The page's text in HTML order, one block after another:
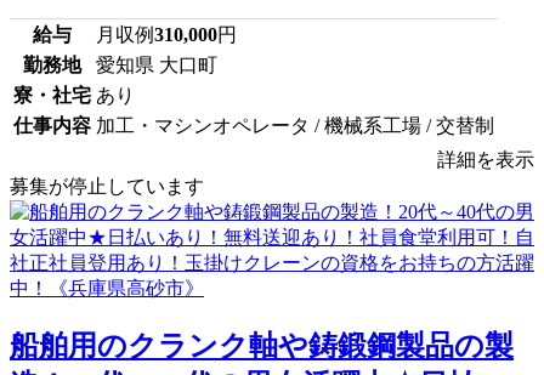
給与 月収例310,000円
勤務地
愛知県 大口町
寮・社宅 あり
仕事内容 加工・マシンオペレータ / 機械系工場 / 交替制
詳細を表示
募集が停止しています
船舶用のクランク軸や鋳鍛鋼製品の製